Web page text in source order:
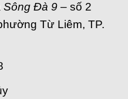
Sông Đà 9 – số 2
Từ Liêm, TP.